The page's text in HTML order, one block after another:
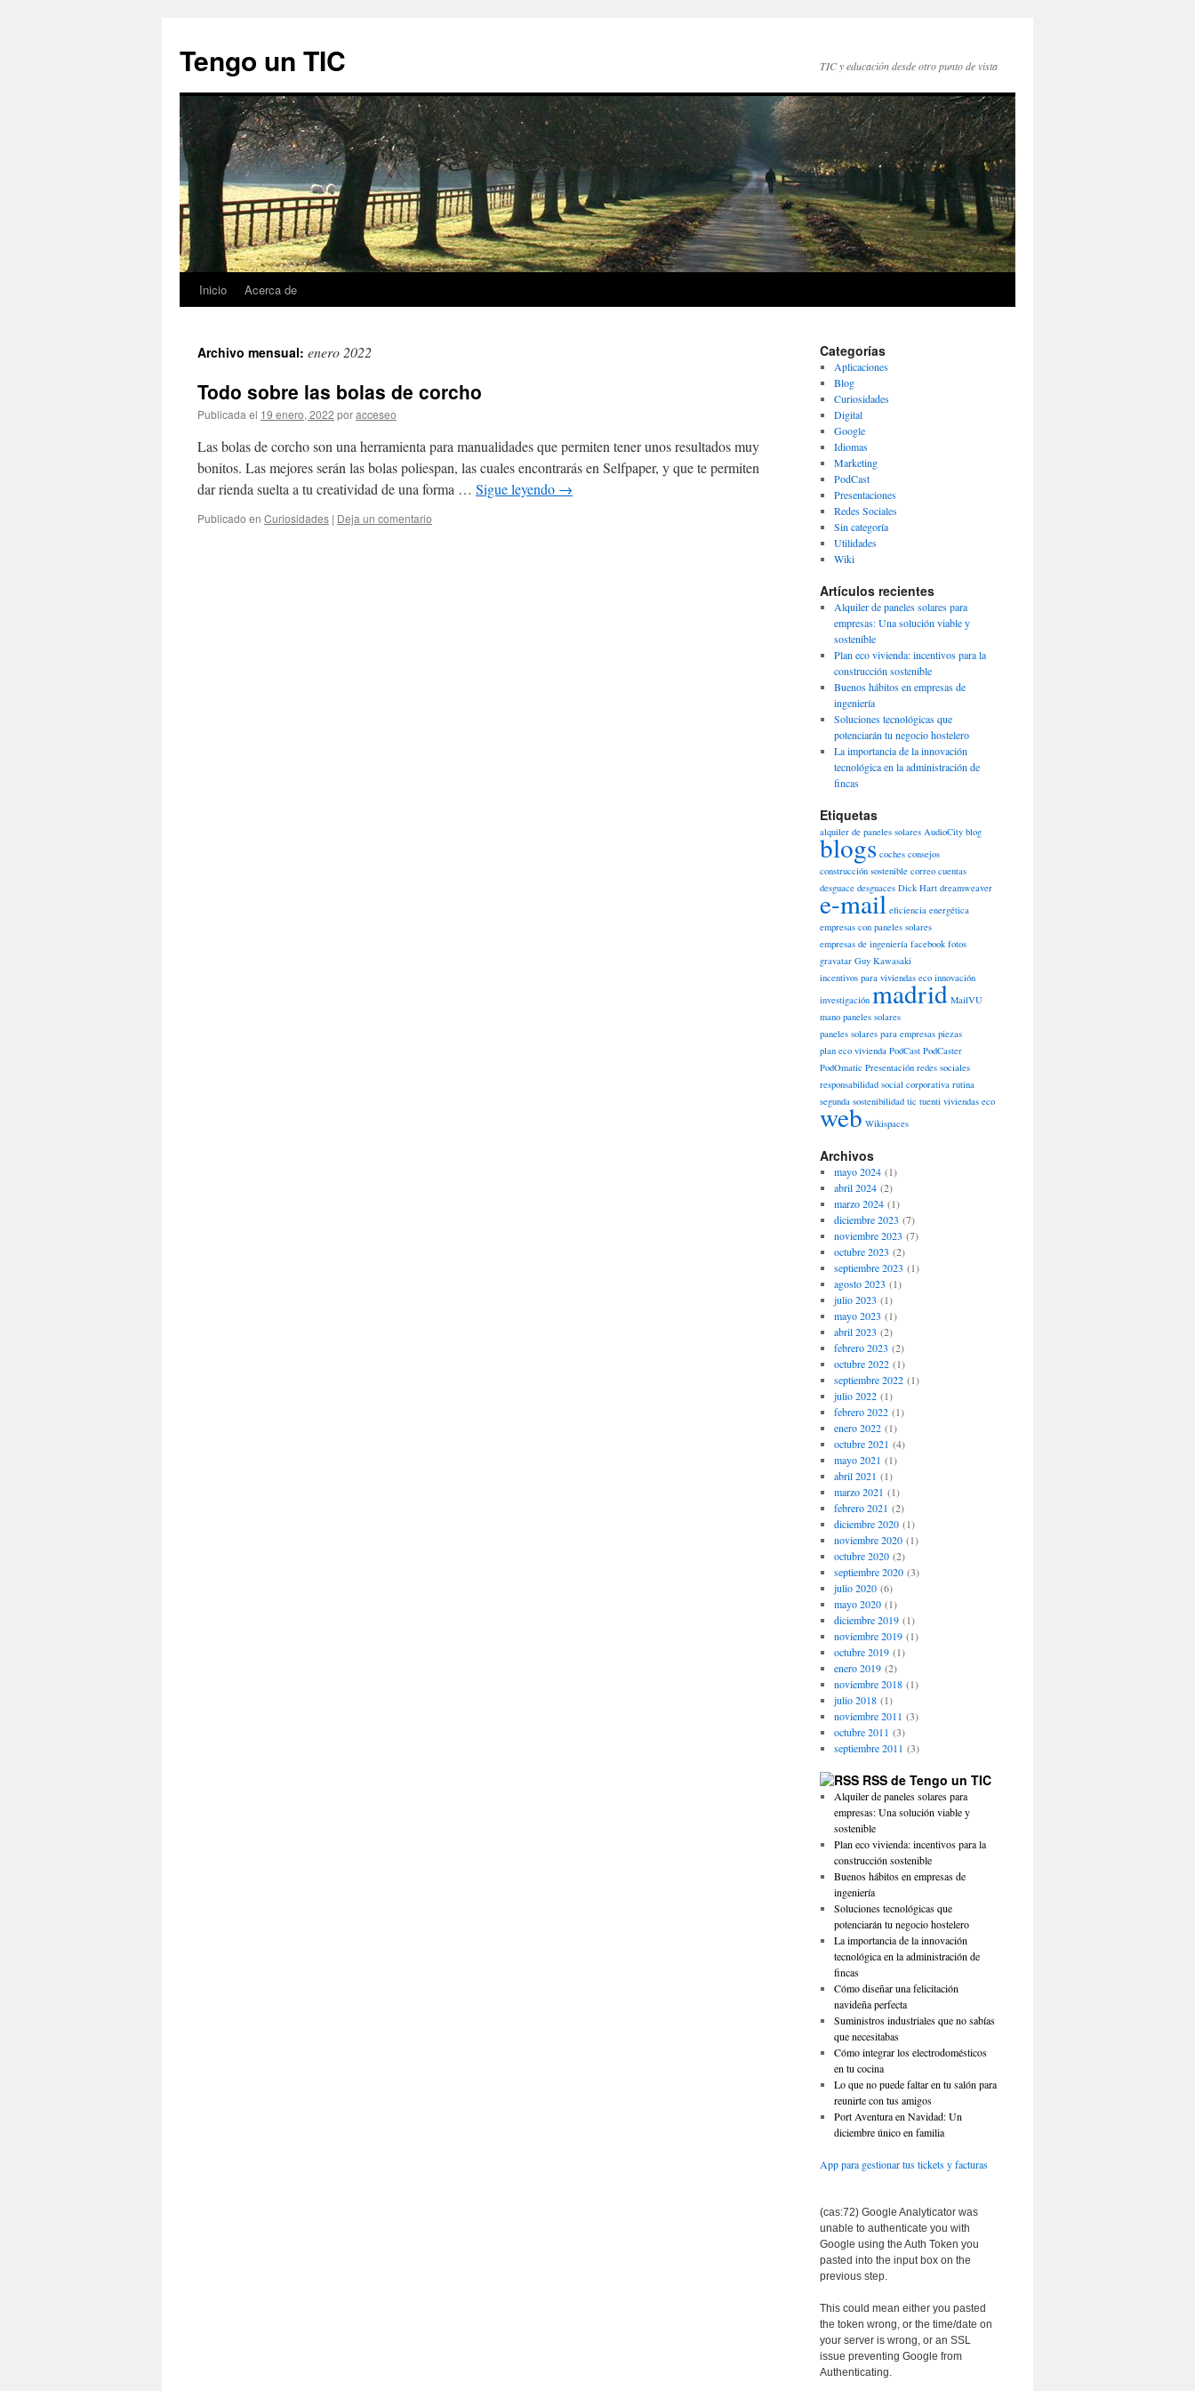
Tengo un TIC TIC y educación desde otro punto de vista
Saltar
contenido
Inicio Acerca de
Archivo mensual: enero 2022
Todo sobre las bolas de corcho
Publicada el 19 enero, 2022 poracceseo
Las bolas de corcho son una herramienta para manualidades que permiten tener unos resultados muy
bonitos. Las mejores serán las bolas poliespan, las cuales encontrarás en Selfpaper, y que te permiten
dar rienda suelta a tu creatividad de una forma … Sigue leyendo →
Publicado en Curiosidades | Deja un comentario
Categorías
Aplicaciones
Blog
Curiosidades
Digital
Google
Idiomas
Marketing
PodCast
Presentaciones
Redes Sociales
Sin categoría
Utilidades
Wiki
Artículos recientes
Alquiler de paneles solares para
empresas: Una solución viable y
sostenible
Plan eco vivienda: incentivos para la
construcción sostenible
Buenos hábitos en empresas de
ingeniería
Soluciones tecnológicas que
potenciarán tu negocio hostelero
La importancia de la innovación
tecnológica en la administración de
fincas
Etiquetas
alquiler de paneles solares AudioCity blog
blogs coches consejos
construcción sostenible correo cuentas
desguace desguaces Dick Hart dreamweaver
e-mail eficiencia energética
empresas con paneles solares
empresas de ingeniería facebook fotos
gravatar Guy Kawasaki
incentivos para viviendas eco innovación
investigación madrid MailVU
mano paneles solares
paneles solares para empresas piezas
plan eco vivienda PodCast PodCaster
PodOmatic Presentación redes sociales
responsabilidad social corporativa rutina
segunda sostenibilidad tic tuenti viviendas eco
web Wikispaces
Archivos
mayo 2024(1)
abril 2024(2)
marzo 2024(1)
diciembre 2023 (7)
noviembre 2023 (7)
octubre 2023 (2)
septiembre 2023 (1)
agosto 2023 (1)
julio 2023 (1)
mayo 2023 (1)
abril 2023 (2)
febrero 2023 (2)
octubre 2022(1)
septiembre 2022(1)
julio 2022(1)
febrero 2022(1)
enero 2022(1)
octubre 2021 (4)
mayo 2021 (1)
abril 2021 (1)
marzo 2021 (1)
febrero 2021 (2)
diciembre 2020(1)
noviembre 2020(1)
octubre 2020(2)
septiembre 2020(3)
julio 2020(6)
mayo 2020(1)
diciembre 2019(1)
noviembre 2019(1)
octubre 2019(1)
enero 2019(2)
noviembre 2018(1)
julio 2018(1)
noviembre 2011 (3)
octubre 2011 (3)
septiembre 2011 (3)
RSS de Tengo un TIC
Alquiler de paneles solares para
empresas: Una solución viable y
sostenible
Plan eco vivienda: incentivos para la
construcción sostenible
Buenos hábitos en empresas de
ingeniería
Soluciones tecnológicas que
potenciarán tu negocio hostelero
La importancia de la innovación
tecnológica en la administración de
fincas
Cómo diseñar una felicitación
navideña perfecta
Suministros industriales que no sabías
que necesitabas
Cómo integrar los electrodomésticos
en tu cocina
Lo que no puede faltar en tu salón para
reunirte con tus amigos
Port Aventura en Navidad: Un
diciembre único en familia
App para gestionar tus tickets y facturas
(cas:72) Google Analyticator was
unable to authenticate you with
Google using the Auth Token you
pasted into the input box on the
previous step.
This could mean either you pasted
the token wrong, or the time/date on
your server is wrong, or an SSL
issue preventing Google from
Authenticating.